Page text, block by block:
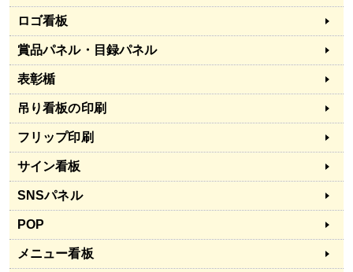
ロゴ看板
賞品パネル・目録パネル
表彰楯
吊り看板の印刷
フリップ印刷
サイン看板
SNSパネル
POP
メニュー看板